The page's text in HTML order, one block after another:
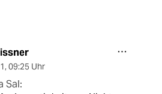
, 09:25 Uhr
Sal: